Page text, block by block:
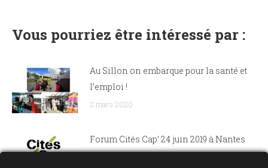
Vous pourriez être intéressé par :
Au Sillon on embarque pour la santé et
l’emploi !
2 mars 2020
Forum Cités Cap’ 24 juin 2019 à Nantes